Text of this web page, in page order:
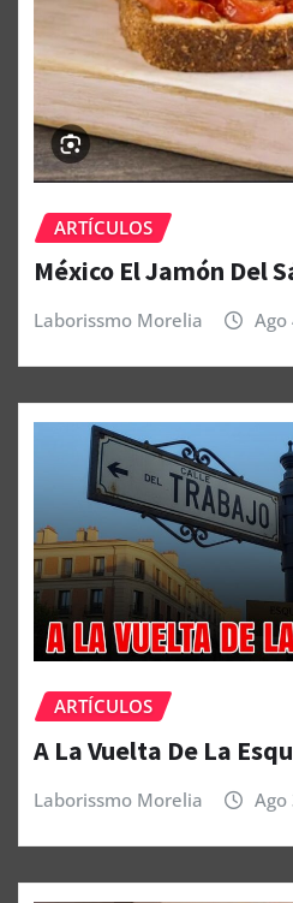
ARTÍCULOS
México El Jamón Del
Laborissmo Morelia Ago
ARTÍCULOS
A La Vuelta De La
Laborissmo Morelia Ago